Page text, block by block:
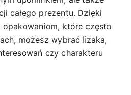
całego prezentu. Dzięki
które często
możesz wybrać lizaka,
czy charakteru